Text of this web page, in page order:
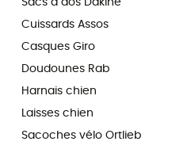
Sacs à dos Dakine
Cuissards Assos
Casques Giro
Doudounes Rab
Harnais chien
Laisses chien
Sacoches vélo Ortlieb